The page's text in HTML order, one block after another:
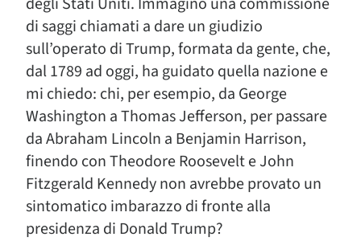
di saggi chiamati a dare un giudizio
sull’operato di Trump, formata da gente, che,
dal 1789 ad oggi, ha guidato quella nazione e
mi chiedo: chi, per esempio, da George
Washington a Thomas Jefferson, per passare
da Abraham Lincoln a Benjamin Harrison,
finendo con Theodore Roosevelt e John
Fitzgerald Kennedy non avrebbe provato un
sintomatico imbarazzo di fronte alla
presidenza di Donald Trump?